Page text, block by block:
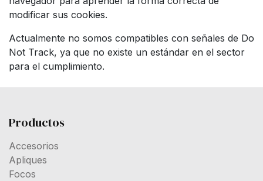
modificar sus cookies.
Actualmente no somos compatibles con señales de Do
Not Track, ya que no existe un estándar en el sector
para el cumplimiento.
Productos
Accesorios
Apliques
Focos